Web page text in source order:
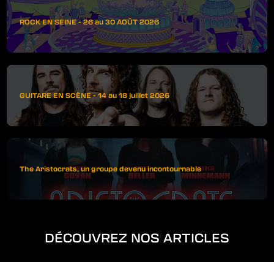
ROCK EN SEINE - 26 au 30 AOÛT 2026
GUITARE EN SCÈNE - 14 au 18 juillet 2026
The Aristocrats, un groupe devenu incontournable
DÉCOUVREZ NOS ARTICLES